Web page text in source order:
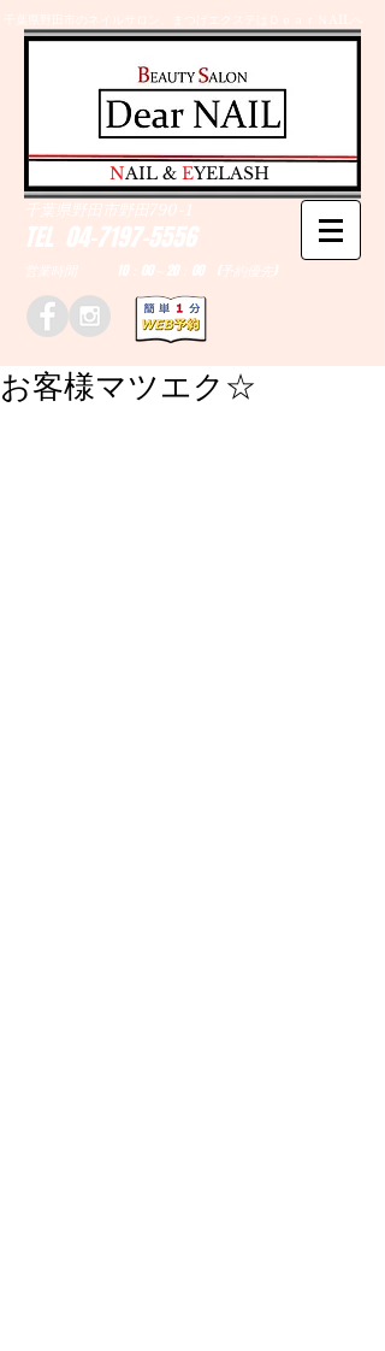
千葉県野田市のネイルサロン、まつげエクステはＤｅａｒＮAILへ
TEL 04-7197-5556
営業時間 10：00～20：00 (予約優先)
千葉県野田市野田790-1
​NAIL & EYELASH
お客様マツエク☆